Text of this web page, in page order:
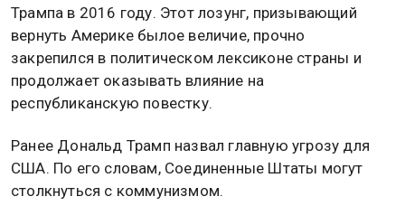
Трампа в 2016 году. Этот лозунг, призывающий
вернуть Америке былое величие, прочно
закрепился в политическом лексиконе страны и
продолжает оказывать влияние на
республиканскую повестку.
Ранее Дональд Трамп назвал главную угрозу для
США. По его словам, Соединенные Штаты могут
столкнуться с коммунизмом.